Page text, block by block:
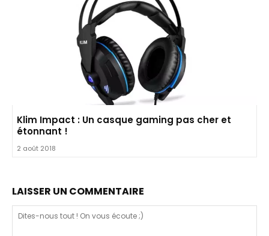
Klim Impact : Un casque gaming pas cher et
étonnant !
2 août 2018
LAISSER UN COMMENTAIRE